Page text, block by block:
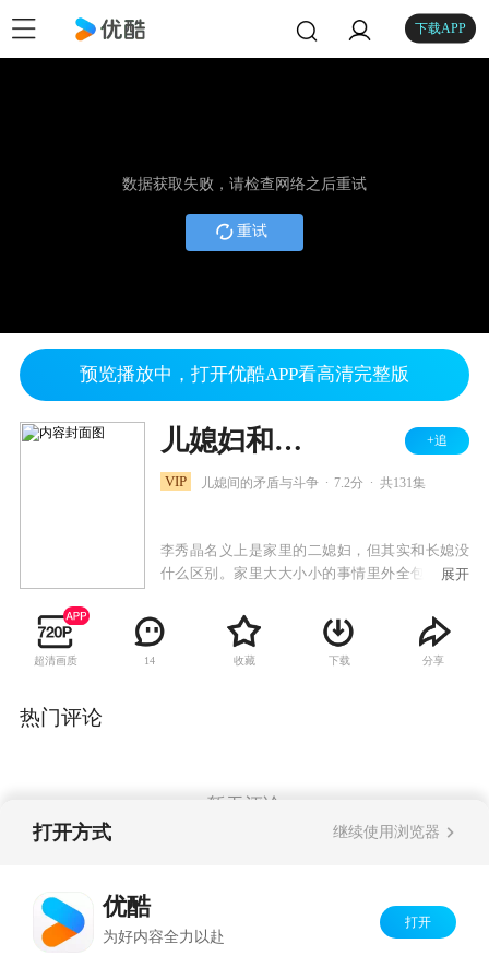
下载APP
数据获取失败，请检查网络之后重试
重试
预览播放中，打开优酷APP看高清完整版
儿媳妇和少奶奶 +追
VIP 儿媳间的矛盾与斗争 7.2分 共131集
李秀晶名义上是家里的二媳妇，但其实和长媳没
什么区别。家里大大小小的事情里外全包，要照
领生活的大姑子每天只知道打扮的光鲜亮丽的进
进出出。即使这样，李秀晶也坚信，只要长媳进
了家门，自己就能脱离夫家的苦海。但，进了门
展开
超清画质 14 收藏 下载 分享
热门评论
暂无评论
打开方式 继续使用浏览器
优酷
为好内容全力以赴
打开